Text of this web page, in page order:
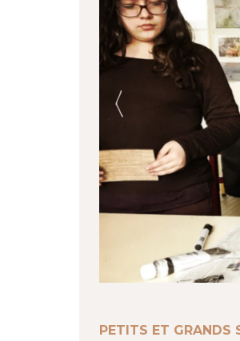
PETITS ET GRANDS